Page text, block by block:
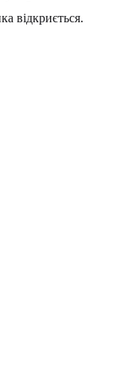
відкриється.